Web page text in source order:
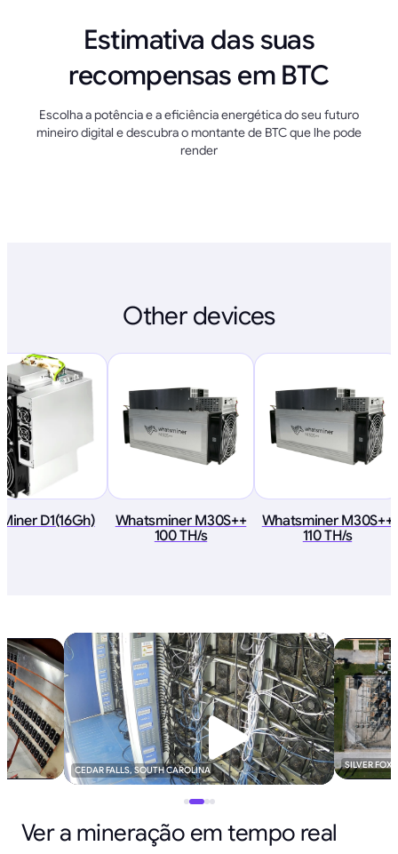
Estimativa das suas
recompensas em BTC
Escolha a potência e a eficiência energética do seu futuro
mineiro digital e descubra o montante de BTC que lhe pode
render
Other devices
D1(16Gh)
Whatsminer M30S++
100 TH/s
Whatsminer M30S++
110 TH/s
CEDAR FALLS, SOUTH CAROLINA SILVER FOX
Ver a mineração em tempo real